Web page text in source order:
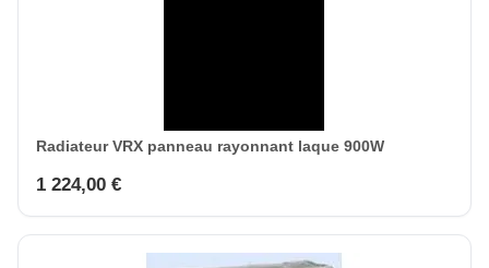
Radiateur VRX panneau rayonnant laque 900W
1 224,00 €